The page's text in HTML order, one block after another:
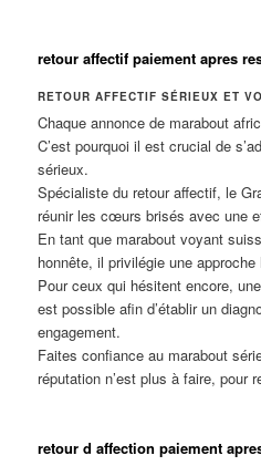
retour affectif paiement apres
RETOUR AFFECTIF SÉRIEUX ET
Chaque annonce de marabout
C’est pourquoi il est crucial de
sérieux.
Spécialiste du retour affectif, le
réunir les cœurs brisés avec une
En tant que marabout voyant
honnête, il privilégie une
Pour ceux qui hésitent encore,
est possible afin d’établir un
engagement.
Faites confiance au marabout
réputation n’est plus à faire, pour
retour d affection paiement